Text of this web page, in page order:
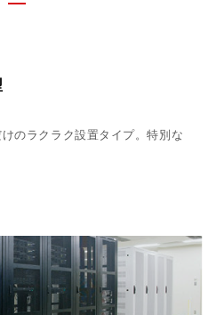
特設サイト」
のラクラク設置タイプ。特別な